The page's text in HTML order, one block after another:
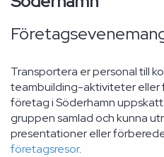
Transportera er personal till
teambuilding-aktiviteter eller
företag i Söderhamn
gruppen samlad och kunna
presentationer eller
företagsresor.